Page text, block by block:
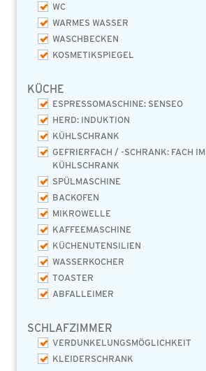
WC
WARMES WASSER
WASCHBECKEN
KOSMETIKSPIEGEL
KÜCHE
ESPRESSOMASCHINE: SENSEO
HERD: INDUKTION
KÜHLSCHRANK
GEFRIERFACH / -SCHRANK: FACH IM
KÜHLSCHRANK
SPÜLMASCHINE
BACKOFEN
MIKROWELLE
KAFFEEMASCHINE
KÜCHENUTENSILIEN
WASSERKOCHER
TOASTER
ABFALLEIMER
SCHLAFZIMMER
VERDUNKELUNGSMÖGLICHKEIT
KLEIDERSCHRANK